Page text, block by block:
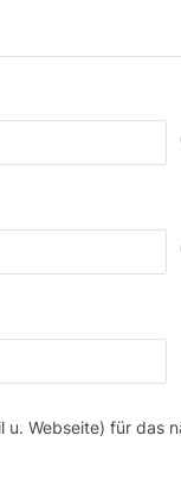
u. Webseite) für das